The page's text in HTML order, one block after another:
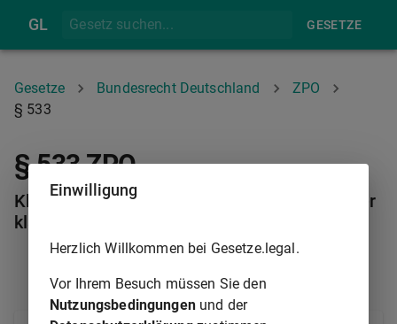
GL GESETZE
Gesetze Bundesrecht Deutschland
ZPO
§ 533
§ 533 ZPO
Klageänderung; Aufrechnungserklärung; Wider
klage
§ 532
Einwilligung
Herzlich Willkommen bei Gesetze.legal.
Vor Ihrem Besuch müssen Sie den
Nutzungsbedingungenund der